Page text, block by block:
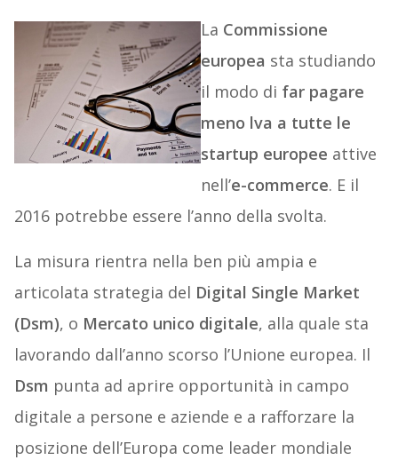
La Commissione
europea sta studiando
il modo di far pagare
meno lva a tutte le
startup europee attive
nell’e-commerce. E il
2016 potrebbe essere l’anno della svolta.
La misura rientra nella ben più ampia e
articolata strategia del Digital Single Market
(Dsm), o Mercato unico digitale, alla quale sta
lavorando dall’anno scorso l’Unione europea. Il
Dsm punta ad aprire opportunità in campo
digitale a persone e aziende e a rafforzare la
posizione dell’Europa come leader mondiale